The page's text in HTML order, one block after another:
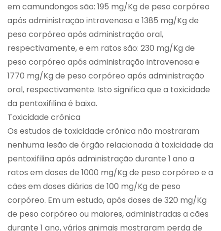
em camundongos são: 195 mg/Kg de peso corpóreo
após administração intravenosa e 1385 mg/Kg de
peso corpóreo após administração oral,
respectivamente, e em ratos são: 230 mg/Kg de
peso corpóreo após administração intravenosa e
1770 mg/Kg de peso corpóreo após administração
oral, respectivamente. Isto significa que a toxicidade
da pentoxifilina é baixa.
Toxicidade crônica
Os estudos de toxicidade crônica não mostraram
nenhuma lesão de órgão relacionada à toxicidade da
pentoxifilina após administração durante 1 ano a
ratos em doses de 1000 mg/Kg de peso corpóreo e a
cães em doses diárias de 100 mg/Kg de peso
corpóreo. Em um estudo, após doses de 320 mg/Kg
de peso corpóreo ou maiores, administradas a cães
durante 1 ano, vários animais mostraram perda de